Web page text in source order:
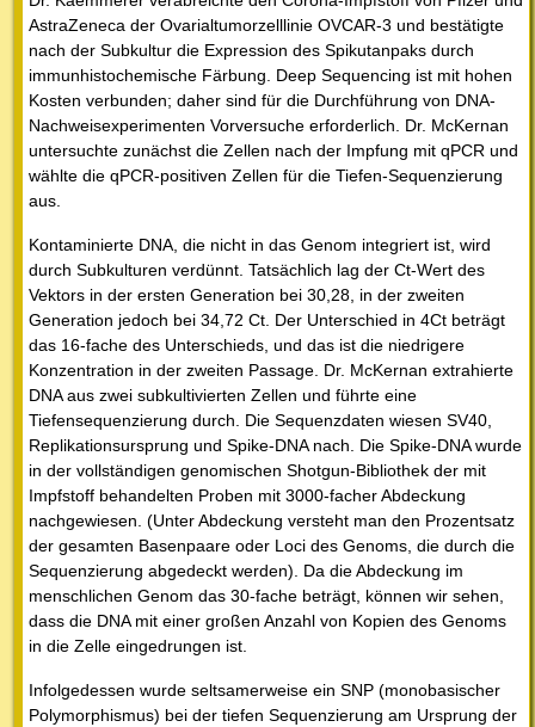
AstraZeneca der Ovarialtumorzelllinie OVCAR-3 und bestätigte
nach der Subkultur die Expression des Spikutanpaks durch
immunhistochemische Färbung. Deep Sequencing ist mit hohen
Kosten verbunden; daher sind für die Durchführung von DNA-
Nachweisexperimenten Vorversuche erforderlich. Dr. McKernan
untersuchte zunächst die Zellen nach der Impfung mit qPCR und
wählte die qPCR-positiven Zellen für die Tiefen-Sequenzierung
aus.
Kontaminierte DNA, die nicht in das Genom integriert ist, wird
durch Subkulturen verdünnt. Tatsächlich lag der Ct-Wert des
Vektors in der ersten Generation bei 30,28, in der zweiten
Generation jedoch bei 34,72 Ct. Der Unterschied in 4Ct beträgt
das 16-fache des Unterschieds, und das ist die niedrigere
Konzentration in der zweiten Passage. Dr. McKernan extrahierte
DNA aus zwei subkultivierten Zellen und führte eine
Tiefensequenzierung durch. Die Sequenzdaten wiesen SV40,
Replikationsursprung und Spike-DNA nach. Die Spike-DNA wurde
in der vollständigen genomischen Shotgun-Bibliothek der mit
Impfstoff behandelten Proben mit 3000-facher Abdeckung
nachgewiesen. (Unter Abdeckung versteht man den Prozentsatz
der gesamten Basenpaare oder Loci des Genoms, die durch die
Sequenzierung abgedeckt werden). Da die Abdeckung im
menschlichen Genom das 30-fache beträgt, können wir sehen,
dass die DNA mit einer großen Anzahl von Kopien des Genoms
in die Zelle eingedrungen ist.
Infolgedessen wurde seltsamerweise ein SNP (monobasischer
Polymorphismus) bei der tiefen Sequenzierung am Ursprung der